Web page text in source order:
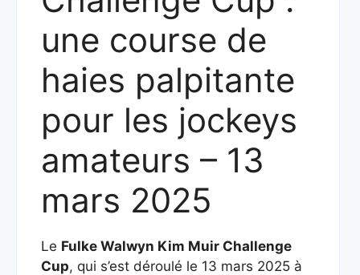
une course de
haies palpitante
pour les jockeys
amateurs – 13
mars 2025
Le Fulke Walwyn Kim Muir Challenge
Cup, qui s’est déroulé le 13 mars 2025 à